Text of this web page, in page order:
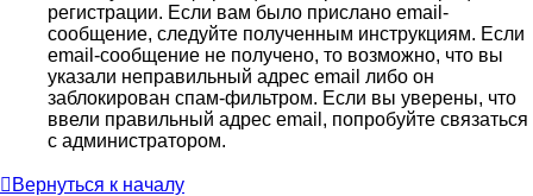
регистрации. Если вам было прислано email-
сообщение, следуйте полученным инструкциям. Если
email-сообщение не получено, то возможно, что вы
указали неправильный адрес email либо он
заблокирован спам-фильтром. Если вы уверены, что
ввели правильный адрес email, попробуйте связаться
с администратором.
Вернуться к началу